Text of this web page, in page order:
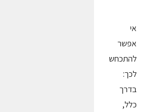
אי
אפשר
להתכחש
לכך:
בדרך
כלל,